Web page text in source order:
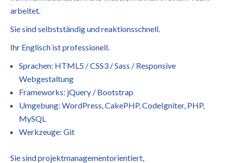
arbeitet.
Sie sind selbstständig und reaktionsschnell.
Ihr Englisch ist professionell.
Sprachen: HTML5 / CSS3 / Sass / Responsive
Webgestaltung
Frameworks: jQuery / Bootstrap
Umgebung: WordPress, CakePHP, CodeIgniter, PHP,
MySQL
Werkzeuge: Git
Sie sind projektmanagementorientiert,